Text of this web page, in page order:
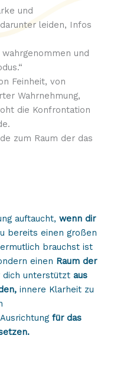
und
leiden, Infos
und
Feinheit, von
Wahrnehmung,
die Konfrontation
zum Raum der das
auftaucht, wenn dir
bereits einen großen
brauchst ist
einen Raum der
dich unterstützt aus
innere Klarheit zu
für das